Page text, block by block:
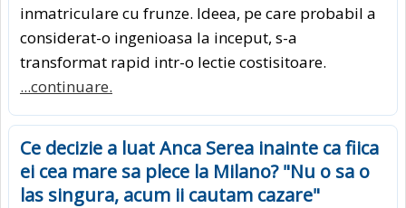
inmatriculare cu frunze. Ideea, pe care probabil a
considerat-o ingenioasa la inceput, s-a
transformat rapid intr-o lectie costisitoare.
...continuare.
Ce decizie a luat Anca Serea inainte ca fiica
ei cea mare sa plece la Milano? "Nu o sa o
las singura, acum ii cautam cazare"